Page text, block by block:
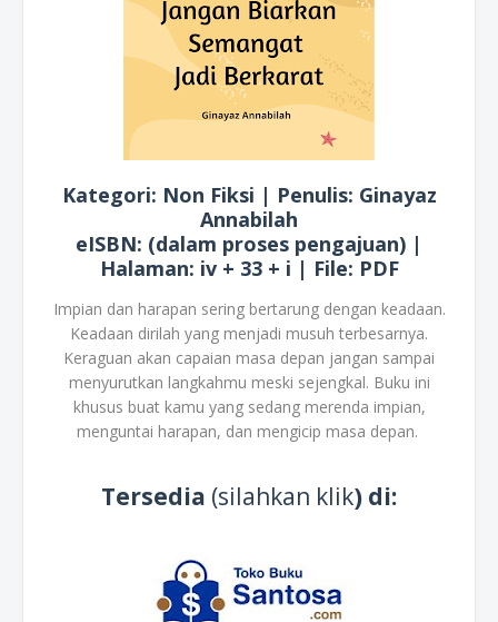
Kategori: Non Fiksi | Penulis: Ginayaz
Annabilah
eISBN: (dalam proses pengajuan) |
Halaman: iv + 33 + i | File: PDF
Impian dan harapan sering bertarung dengan keadaan.
Keadaan dirilah yang menjadi musuh terbesarnya.
Keraguan akan capaian masa depan jangan sampai
menyurutkan langkahmu meski sejengkal. Buku ini
khusus buat kamu yang sedang merenda impian,
menguntai harapan, dan mengicip masa depan.
Tersedia (silahkan klik) di: